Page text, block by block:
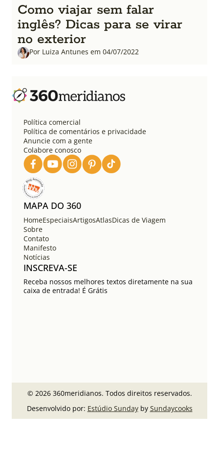
Como viajar sem falar
inglês? Dicas para se virar
no exterior
Por Luiza Antunes em 04/07/2022
Política comercial
Política de comentários e privacidade
Anuncie com a gente
Colabore conosco
MAPA DO 360
HomeEspeciaisArtigosAtlasDicas de Viagem
Sobre
Contato
Manifesto
Notícias
INSCREVA-SE
Receba nossos melhores textos diretamente na sua
caixa de entrada! É Grátis
© 2026 360meridianos. Todos direitos reservados.
Desenvolvido por: Estúdio Sundayby Sundaycooks